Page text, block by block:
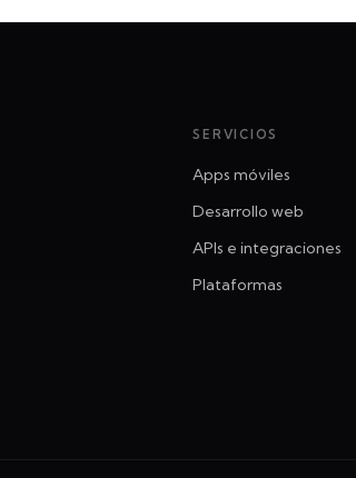
SERVICIOS
Apps móviles
Desarrollo web
APIs e integraciones
Plataformas